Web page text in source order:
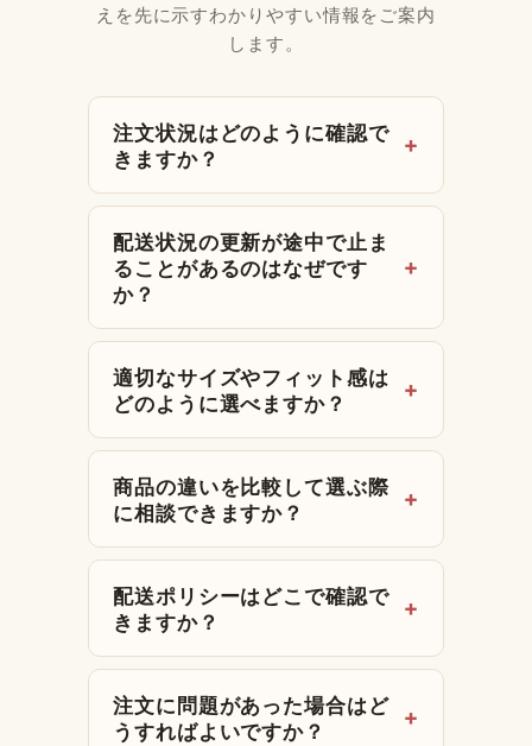
えを先に示すわかりやすい情報をご案内
します。
注文状況はどのように確認で
きますか？
配送状況の更新が途中で止ま
ることがあるのはなぜです
か？
適切なサイズやフィット感は
どのように選べますか？
商品の違いを比較して選ぶ際
に相談できますか？
配送ポリシーはどこで確認で
きますか？
注文に問題があった場合はど
うすればよいですか？